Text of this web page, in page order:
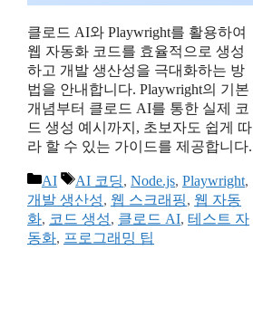
클로드 AI와 Playwright를 활용하여
웹 자동화 코드를 효율적으로 생성
하고 개발 생산성을 극대화하는 방
법을 안내합니다. Playwright의 기본
개념부터 클로드 AI를 통한 실제 코
드 생성 예시까지, 초보자도 쉽게 따
라 할 수 있는 가이드를 제공합니다.
카
테
고
리
AI
태
그
AI 코딩, Node.js, Playwright,
개발 생산성, 웹 스크래핑, 웹 자동
화, 코드 생성, 클로드 AI, 테스트 자
동화, 프로그래밍 팁